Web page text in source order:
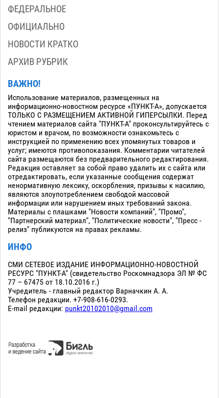
ФЕДЕРАЛЬНОЕ
ОФИЦИАЛЬНО
НОВОСТИ КРАТКО
АРХИВ РУБРИК
ВАЖНО!
Использование материалов, размещенных на
информационно-новостном ресурсе «ПУНКТ-А», допускается
ТОЛЬКО С РАЗМЕЩЕНИЕМ АКТИВНОЙ ГИПЕРСЫЛКИ. Перед
чтением материалов сайта "ПУНКТ-А" проконсультируйтесь с
юристом и врачом, по возможности ознакомьтесь с
инструкцией по применению всех упомянутых товаров и
услуг; имеются противопоказания. Комментарии читателей
сайта размещаются без предварительного редактирования.
Редакция оставляет за собой право удалить их с сайта или
отредактировать, если указанные сообщения содержат
ненормативную лексику, оскорбления, призывы к насилию,
являются злоупотреблением свободой массовой
информации или нарушением иных требований закона.
Материалы с плашками "Новости компаний", "Промо",
"Партнерский материал", "Политические новости", "Пресс -
релиз" публикуются на правах рекламы.
ИНФО
СМИ СЕТЕВОЕ ИЗДАНИЕ ИНФОРМАЦИОННО-НОВОСТНОЙ
РЕСУРС "ПУНКТ-А" (свидетельство Роскомнадзора ЭЛ № ФС
77 – 67475 от 18.10.2016 г.)
Учредитель - главный редактор Варначкин А. А.
Телефон редакции. +7-908-616-0293.
E-mail редакции: punkt20102010@gmail.com